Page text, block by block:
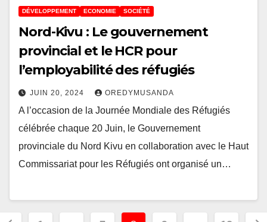
DÉVELOPPEMENT ECONOMIE SOCIÉTÉ
Nord-Kivu : Le gouvernement
provincial et le HCR pour
l’employabilité des réfugiés
JUIN 20, 2024 OREDYMUSANDA
A l’occasion de la Journée Mondiale des Réfugiés
célébrée chaque 20 Juin, le Gouvernement
provinciale du Nord Kivu en collaboration avec le Haut
Commissariat pour les Réfugiés ont organisé un…